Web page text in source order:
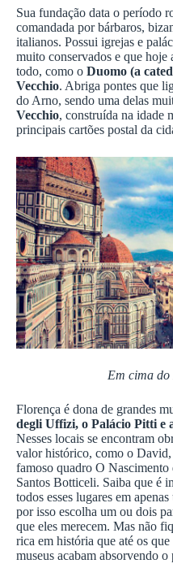
Sua fundação data o período
comandada por bárbaros,
italianos. Possui igrejas e
muito conservados e que hoje
todo, como o Duomo (a
Vecchio. Abriga pontes que
do Arno, sendo uma delas
Vecchio, construída na idade
principais cartões postal da
Em cima
Florença é dona de grandes
degli Uffizi, o Palácio Pitti e
Nesses locais se encontram
valor histórico, como o
famoso quadro O
Santos Botticeli. Saiba que é
todos esses lugares em
por isso escolha um ou dois
que eles merecem. Mas não
rica em história que até os
museus acabam absorvendo o